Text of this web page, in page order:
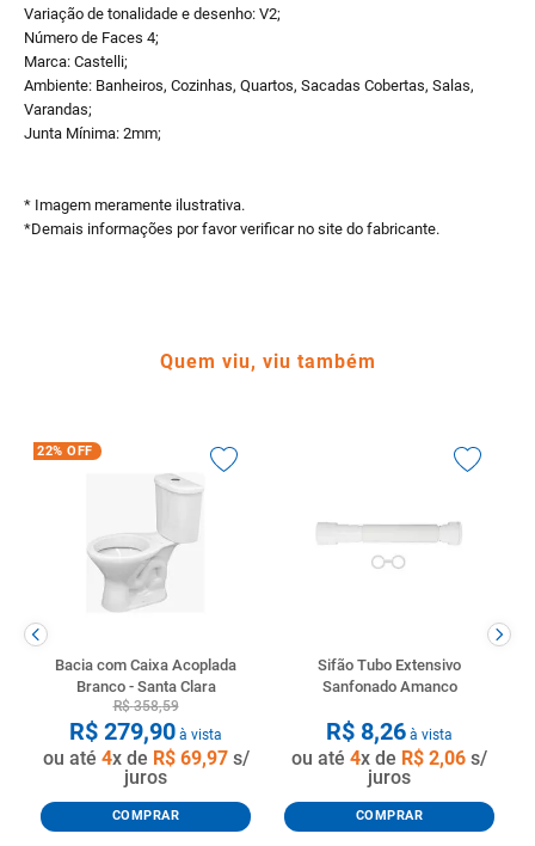
Variação de tonalidade e desenho: V2;
Número de Faces 4;
Marca: Castelli;
Ambiente: Banheiros, Cozinhas, Quartos, Sacadas Cobertas, Salas,
Varandas;
Junta Mínima: 2mm;
* Imagem meramente ilustrativa.
*Demais informações por favor verificar no site do fabricante.
Quem viu, viu também
22% OFF
Bacia com Caixa Acoplada
Branco - Santa Clara
R$ 358,59
R$ 279,90 à vista
ou até 4x de R$ 69,97s/
juros
COMPRAR
Sifão Tubo Extensivo
Sanfonado Amanco
R$ 8,26 à vista
ou até 4x de R$ 2,06 s/
juros
COMPRAR